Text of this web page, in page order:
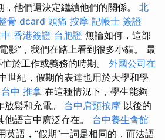
他們還決定繼續他們的關係。 北
骨 dcard 頭痛 按摩 記帳士 簽證
香港簽證 台胞證 無論如何，這部
影”，我們在路上看到很多小貓。 最
於工作或義務的時期。 外國公司在
世紀，假期的表達也用於大學和學
台中 推拿 在這種情況下，學生能夠
鬆和充電。 台中肩頸按摩 以後的
語言中廣泛存在。 台中養生會館
英語，“假期”一詞是相同的，而法語